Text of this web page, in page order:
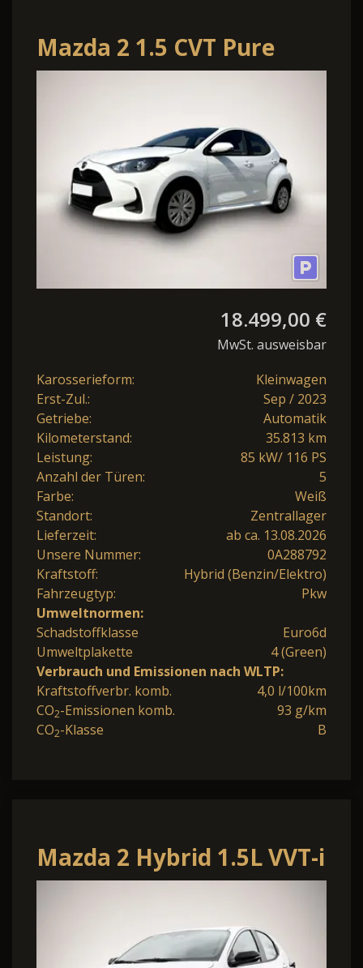
Mazda 2 1.5 CVT Pure
**ACC Klimaautomatik
18.499,00 €
MwSt. ausweisbar
Karosserieform:
Kleinwagen
Erst-Zul.:
Sep / 2023
Getriebe:
Automatik
Kilometerstand:
35.813 km
Leistung:
85 kW/ 116 PS
Anzahl der Türen:
5
Farbe:
Weiß
Standort:
Zentrallager
Lieferzeit:
ab ca. 13.08.2026
Unsere Nummer:
0A288792
Kraftstoff:
Hybrid (Benzin/Elektro)
Fahrzeugtyp:
Pkw
Umweltnormen:
Schadstoffklasse
Euro6d
Umweltplakette
4 (Green)
Verbrauch und Emissionen nach WLTP:
Kraftstoffverbr. komb.
4,0 l/100km
CO2-Emissionen komb.
93 g/km
CO2-Klasse B
Mazda 2 Hybrid 1.5L VVT-i
116 CVT FWD Prime-Line